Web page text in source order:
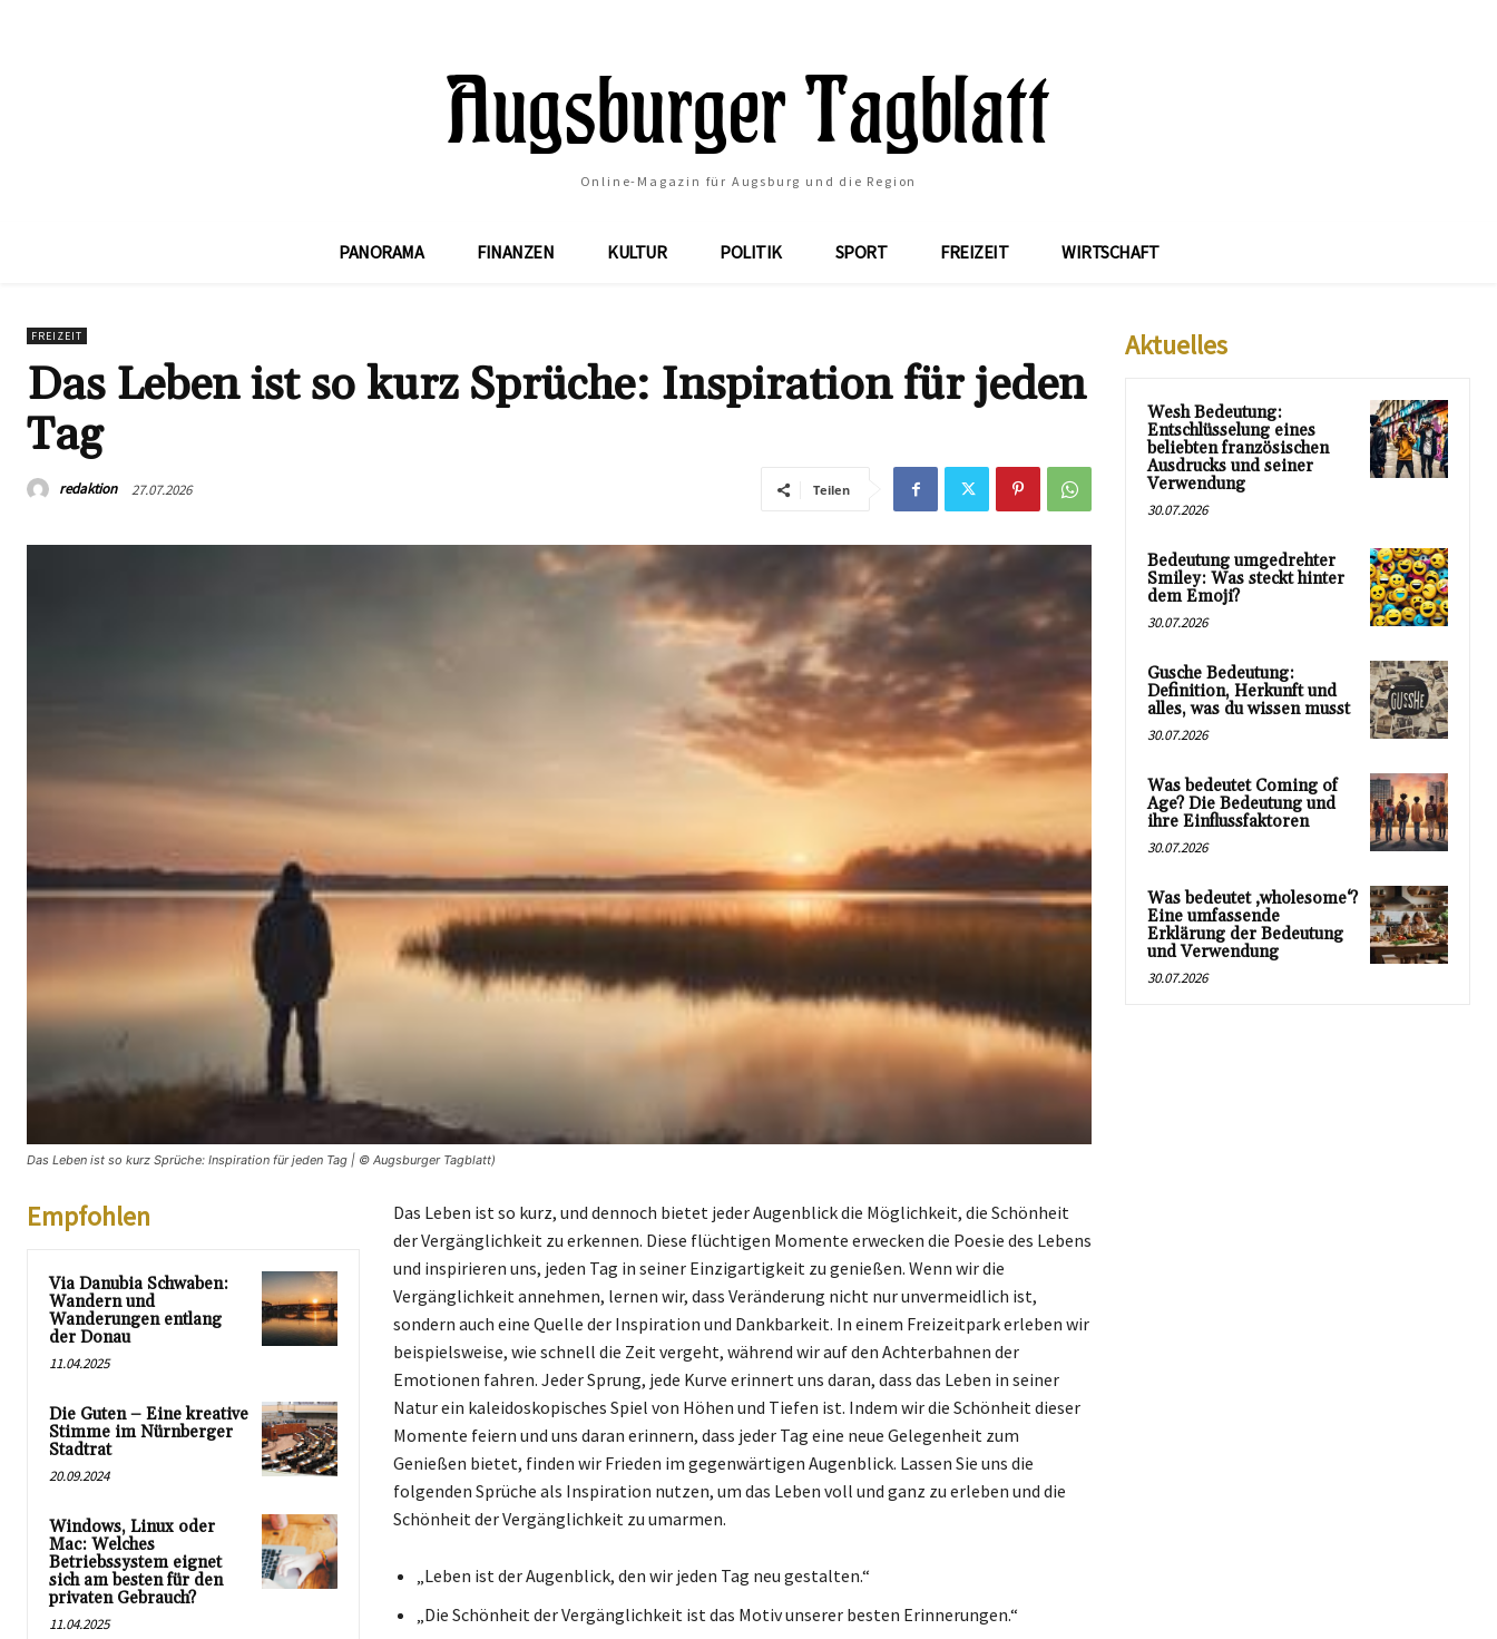
Online-Magazin für Augsburg und die Region
PANORAMA FINANZEN KULTUR POLITIK SPORT FREIZEIT WIRTSCHAFT
FREIZEIT
Das Leben ist so kurz Sprüche: Inspiration für jeden
Tag
redaktion 27.07.2026 Teilen
Das Leben ist so kurz Sprüche: Inspiration für jeden Tag | © Augsburger Tagblatt)
Empfohlen
Via Danubia Schwaben:
Wandern und
Wanderungen entlang
der Donau
11.04.2025
Die Guten – Eine kreative
Stimme im Nürnberger
Stadtrat
20.09.2024
Windows, Linux oder
Mac: Welches
Betriebssystem eignet
sich am besten für den
privaten Gebrauch?
11.04.2025
Das Leben ist so kurz, und dennoch bietet jeder Augenblick die Möglichkeit, die Schönheit
der Vergänglichkeit zu erkennen. Diese flüchtigen Momente erwecken die Poesie des Lebens
und inspirieren uns, jeden Tag in seiner Einzigartigkeit zu genießen. Wenn wir die
Vergänglichkeit annehmen, lernen wir, dass Veränderung nicht nur unvermeidlich ist,
sondern auch eine Quelle der Inspiration und Dankbarkeit. In einem Freizeitpark erleben wir
beispielsweise, wie schnell die Zeit vergeht, während wir auf den Achterbahnen der
Emotionen fahren. Jeder Sprung, jede Kurve erinnert uns daran, dass das Leben in seiner
Natur ein kaleidoskopisches Spiel von Höhen und Tiefen ist. Indem wir die Schönheit dieser
Momente feiern und uns daran erinnern, dass jeder Tag eine neue Gelegenheit zum
Genießen bietet, finden wir Frieden im gegenwärtigen Augenblick. Lassen Sie uns die
folgenden Sprüche als Inspiration nutzen, um das Leben voll und ganz zu erleben und die
Schönheit der Vergänglichkeit zu umarmen.
„Leben ist der Augenblick, den wir jeden Tag neu gestalten.“
„Die Schönheit der Vergänglichkeit ist das Motiv unserer besten Erinnerungen.“
Aktuelles
Wesh Bedeutung:
Entschlüsselung eines
beliebten französischen
Ausdrucks und seiner
Verwendung
30.07.2026
Bedeutung umgedrehter
Smiley: Was steckt hinter
dem Emoji?
30.07.2026
Gusche Bedeutung:
Definition, Herkunft und
alles, was du wissen musst
30.07.2026
Was bedeutet Coming of
Age? Die Bedeutung und
ihre Einflussfaktoren
30.07.2026
Was bedeutet ‚wholesome‘?
Eine umfassende
Erklärung der Bedeutung
und Verwendung
30.07.2026